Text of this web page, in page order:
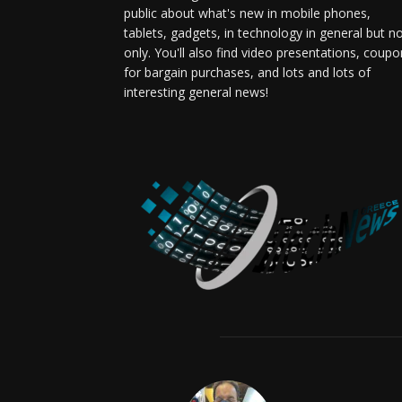
public about what's new in mobile phones,
tablets, gadgets, in technology in general but
only. You'll also find video presentations,
for bargain purchases, and lots and lots of
interesting general news!